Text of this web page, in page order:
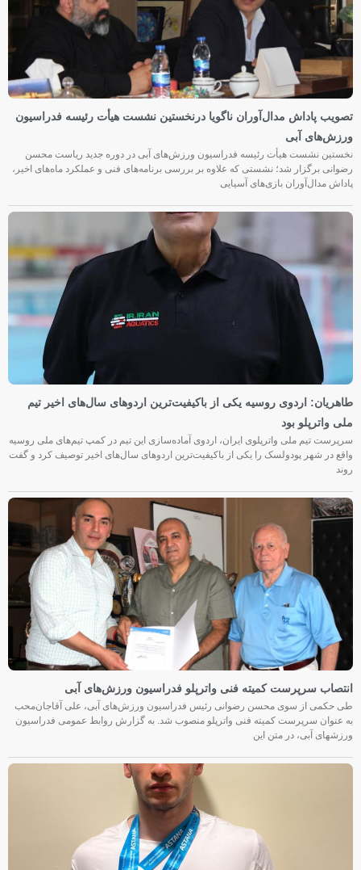
تصویب پاداش مدال‌آوران ناگویا درنخستین نشست هیأت رئیسه فدراسیون
ورزش‌های آبی
نخستین نشست هیأت رئیسه فدراسیون ورزش‌های آبی در دوره جدید ریاست محسن
رضوانی برگزار شد؛ نشستی که علاوه بر بررسی برنامه‌های فنی و عملکرد ماه‌های اخیر،
پاداش مدال‌آوران بازی‌های آسیایی
طاهریان: اردوی روسیه یکی از باکیفیت‌ترین اردوهای سال‌های اخیر تیم
ملی واترپلو بود
سرپرست تیم ملی واترپلوی ایران، اردوی آماده‌سازی این تیم در کمپ تیم‌های ملی روسیه
واقع در شهر پودولسک را یکی از باکیفیت‌ترین اردوهای سال‌های اخیر توصیف کرد و گفت
روند
انتصاب سرپرست کمیته فنی واترپلو فدراسیون ورزش‌های آبی
طی حکمی از سوی محسن رضوانی رئیس فدراسیون ورزش‌های آبی، علی آقاجان‌محب
به عنوان سرپرست کمیته فنی واترپلو منصوب شد. به گزارش روابط عمومی فدراسیون
ورزشهای آبی، در متن این